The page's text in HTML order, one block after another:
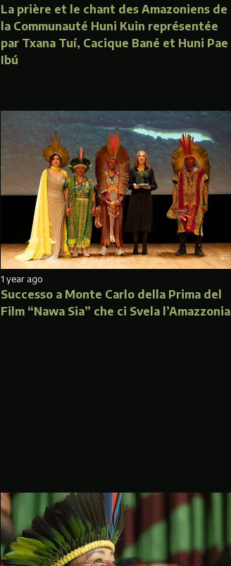
La prière et le chant des Amazoniens de
la Communauté Huni Kuin représentée
par Txana Tuí, Cacique Bané et Huni Pae
Ibú
1 year ago
Successo a Monte Carlo della Prima del
Film “Nawa Sia” che ci Svela l’Amazzonia